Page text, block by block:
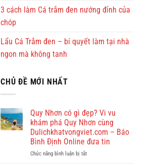
3 cách làm Cá trắm đen nướng đỉnh của
chóp
Lẩu Cá Trắm đen – bí quyết làm tại nhà
ngon mà không tanh
CHỦ ĐỀ MỚI NHẤT
Quy Nhơn có gì đẹp? Vi vu
khám phá Quy Nhơn cùng
Dulichkhatvongviet.com – Báo
Bình Định Online đưa tin
Chức năng bình luận bị tắtở